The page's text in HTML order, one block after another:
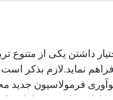
داشتن یکی از متنوع
نماید.لازم بذکر
فرمولاسیون جدید